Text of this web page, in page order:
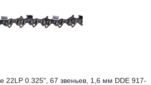
22LP 0.325", 67 звеньев, 1,6 мм DDE 917-